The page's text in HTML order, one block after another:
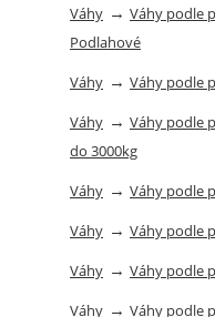
Váhy → Váhy podle
Podlahové
Váhy → Váhy podle
Váhy → Váhy podle
do 3000kg
Váhy → Váhy podle
Váhy → Váhy podle
Váhy → Váhy podle
Váhy → Váhy podle